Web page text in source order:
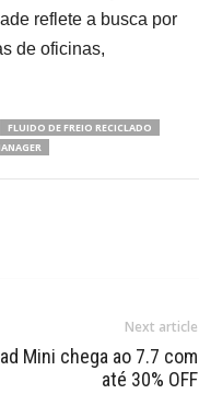
reflete a busca por
de oficinas,
FLUIDO DE FREIO RECICLADO
Next article
Mini chega ao 7.7 com
até 30% OFF